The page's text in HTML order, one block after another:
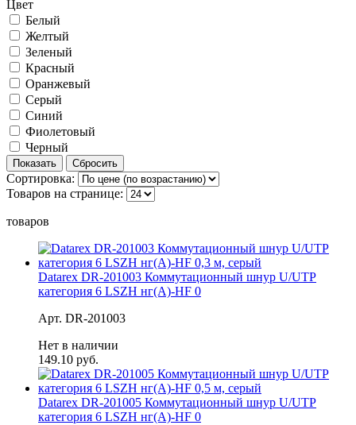
Цвет
Белый
Желтый
Зеленый
Красный
Оранжевый
Серый
Синий
Фиолетовый
Черный
Сортировка:
Товаров на странице:
товаров
Datarex DR-201003 Коммутационный шнур U/UTP
категория 6 LSZH нг(А)-HF 0
Арт. DR-201003
Нет в наличии
149.10 руб.
Datarex DR-201005 Коммутационный шнур U/UTP
категория 6 LSZH нг(А)-HF 0